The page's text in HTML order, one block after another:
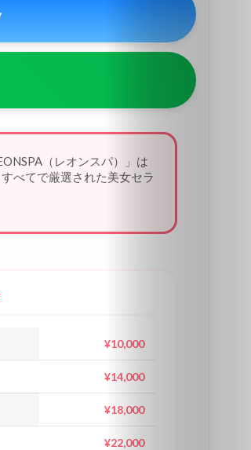
（レオンスパ）」は
べてで厳選された美女セラ
全個
¥10,000
¥14,000
¥18,000
¥22,000